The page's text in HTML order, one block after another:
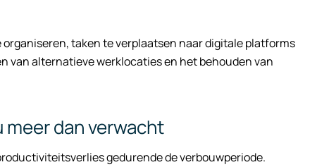
taken te verplaatsen naar digitale platforms
van alternatieve werklocaties en het behouden van
dan verwacht
gedurende de verbouwperiode.